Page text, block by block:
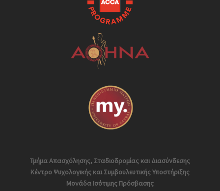
Τμήμα Απασχόλησης, Σταδιοδρομίας και Διασύνδεσης
Κέντρο Ψυχολογικής και Συμβουλευτικής Υποστήριξης
Μονάδα Ισότιμης Πρόσβασης